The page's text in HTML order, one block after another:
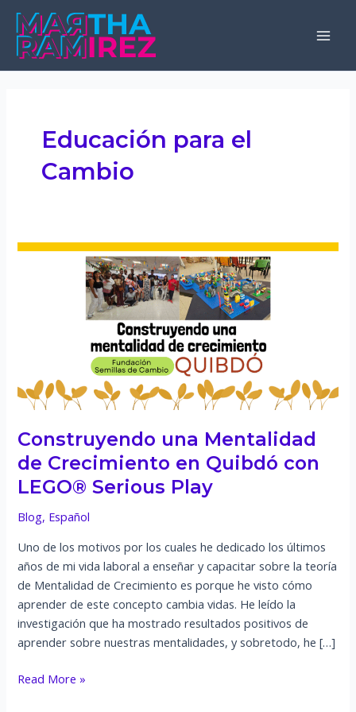
Skip
content
Educación para el
Cambio
Construyendo una Mentalidad
de Crecimiento en Quibdó con
LEGO® Serious Play
Blog, Español
Uno de los motivos por los cuales he dedicado los últimos
años de mi vida laboral a enseñar y capacitar sobre la teoría
de Mentalidad de Crecimiento es porque he visto cómo
aprender de este concepto cambia vidas. He leído la
investigación que ha mostrado resultados positivos de
aprender sobre nuestras mentalidades, y sobretodo, he […]
Construyendo
Read More »